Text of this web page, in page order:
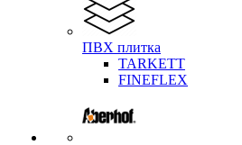
ПВХ плитка
TARKETT
FINEFLEX